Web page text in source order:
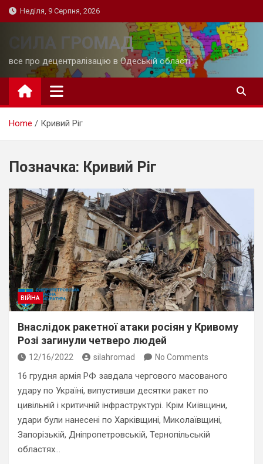
Skip
to
Неділя, 9 Серпня, 2026
СИЛА ГРОМАД
все про децентралізацію в Одеській області
Home Кривий Ріг
Позначка: Кривий Ріг
ВІЙНА
Внаслідок ракетної атаки росіян у Кривому
Розі загинули четверо людей
12/16/2022 silahromad No Comments
16 грудня армія РФ завдала чергового масованого
удару по Україні, випустивши десятки ракет по
цивільній і критичній інфраструктурі. Крім Київщини,
удари були нанесені по Харківщині, Миколаївщині,
Запорізькій, Дніпропетровській, Тернопільській
областях…